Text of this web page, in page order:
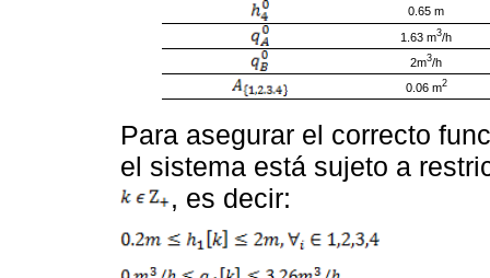
0.65 m
1.63 m3/h
2m3/h
0.06 m2
Para asegurar el correcto
el sistema está sujeto a
, es decir: